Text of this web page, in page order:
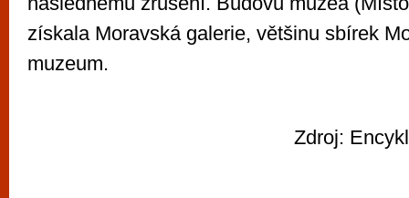
získala Moravská galerie, většinu sbírek
muzeum.
Zdroj: